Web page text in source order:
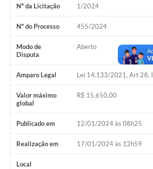
Agenda
Acesso Rápido
Editais
Carta de Serviços
Arquivos para Download
Galeria de Vídeos
Projetos
Links
R.H
Nº da Licitação 1/2024
Nº do Processo 455/2024
Modo de
Disputa
Aberto
Amparo Legal Lei 14.133/2021, Art 28, I
Valor máximo
global
R$ 15.650,00
Publicado em 12/01/2024 às 08h25
Realização em 17/01/2024 às 12h59
Local